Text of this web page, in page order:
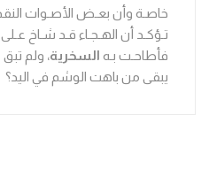
خاصـة وأن بعـض الأصـوات
تـؤكـد أن الهـجـاء قـد شـاخ
فأطاحـت بـه السخرية، ولم
يبقى من باهت الوشم في اليد؟